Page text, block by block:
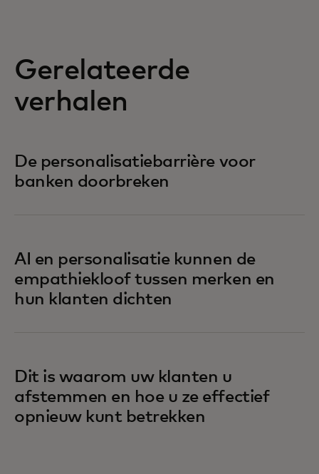
Gerelateerde
verhalen
De personalisatiebarrière voor
banken doorbreken
AI en personalisatie kunnen de
empathiekloof tussen merken en
hun klanten dichten
Dit is waarom uw klanten u
afstemmen en hoe u ze effectief
opnieuw kunt betrekken